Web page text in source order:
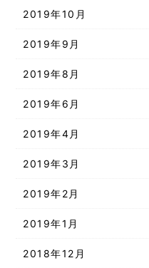
2019年10月
2019年9月
2019年8月
2019年6月
2019年4月
2019年3月
2019年2月
2019年1月
2018年12月